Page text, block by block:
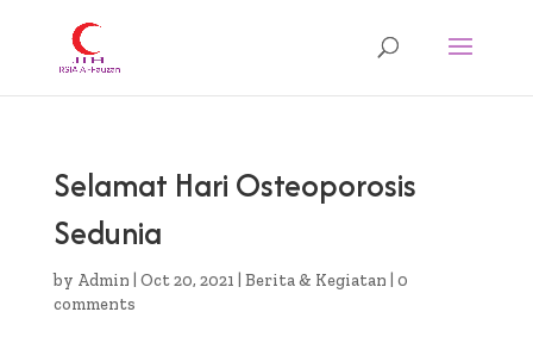
Selamat Hari Osteoporosis
Sedunia
by Admin Oct 20, 2021 Berita & Kegiatan 0
comments